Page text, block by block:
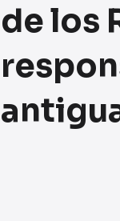
de los